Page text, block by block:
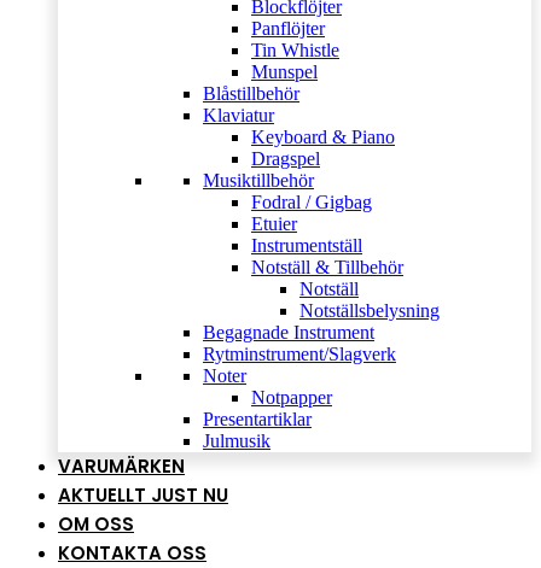
Blockflöjter
Panflöjter
Tin Whistle
Munspel
Blåstillbehör
Klaviatur
Keyboard & Piano
Dragspel
Musiktillbehör
Fodral / Gigbag
Etuier
Instrumentställ
Notställ & Tillbehör
Notställ
Notställsbelysning
Begagnade Instrument
Rytminstrument/Slagverk
Noter
Notpapper
Presentartiklar
Julmusik
VARUMÄRKEN
AKTUELLT JUST NU
OM OSS
KONTAKTA OSS